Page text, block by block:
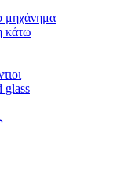
μηχάνημα
κάτω
glass